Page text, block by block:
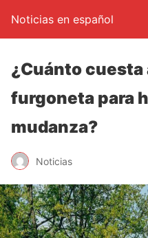
Noticias en español
¿Cuánto
furgoneta para
mudanza?
Noticias